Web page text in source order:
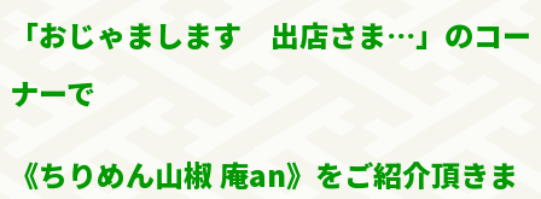
「おじゃまします 出店さま…」のコー
ナーで
《ちりめん山椒 庵an》をご紹介頂きま